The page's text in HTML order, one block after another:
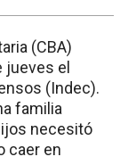
(CBA)
el
(Indec).
familia
necesitó
caer en